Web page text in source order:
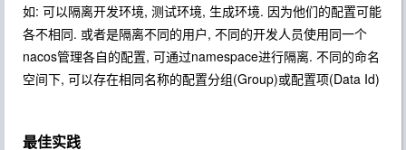
如: 可以隔离开发环境, 测试环境, 生成环境. 因为他们的配置可能
各不相同. 或者是隔离不同的用户, 不同的开发人员使用同一个
nacos管理各自的配置, 可通过namespace进行隔离. 不同的命名
空间下, 可以存在相同名称的配置分组(Group)或配置项(Data Id)
最佳实践